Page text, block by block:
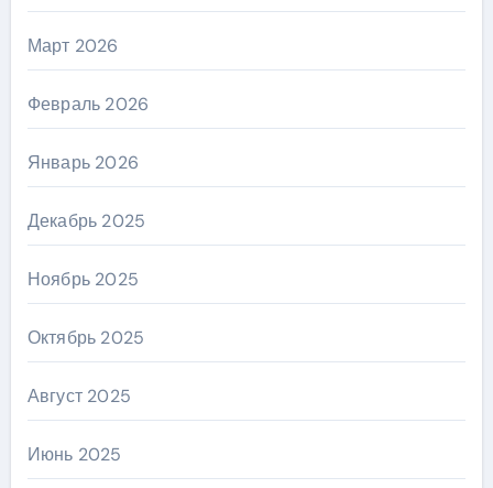
Март 2026
Февраль 2026
Январь 2026
Декабрь 2025
Ноябрь 2025
Октябрь 2025
Август 2025
Июнь 2025